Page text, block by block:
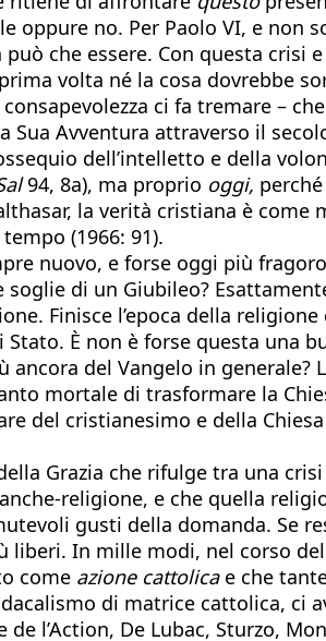
oppure no. Per Paolo VI, e non
che essere. Con questa crisi
volta né la cosa dovrebbe
ci fa tremare –
Sua Avventura attraverso il
dell’intelletto e della
94, 8a), ma proprio oggi,
la verità cristiana è
(1966: 91).
nuovo, e forse oggi più
di un Giubileo?
Finisce l’epoca della
È non è forse questa una
ancora del Vangelo in
mortale di trasformare la
del cristianesimo e della
Grazia che rifulge tra una
religione, e che quella
gusti della domanda. Se
liberi. In mille modi, nel corso
come azione cattolicae che
di matrice cattolica, ci
l’Action, De Lubac, Sturzo,